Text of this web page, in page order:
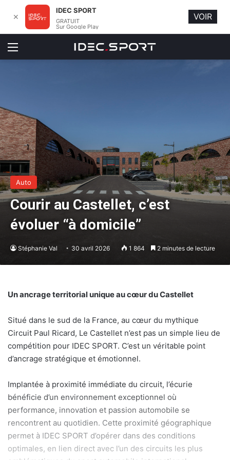
Menu
Auto
Courir au Castellet, c’est
évoluer “à domicile”
Stéphanie Val 30 avril 2026 1 864 2 minutes de lecture
Un ancrage territorial unique au cœur du Castellet
Situé dans le sud de la France, au cœur du mythique
Circuit Paul Ricard, Le Castellet n’est pas un simple lieu de
compétition pour IDEC SPORT. C’est un véritable point
d’ancrage stratégique et émotionnel.
Implantée à proximité immédiate du circuit, l’écurie
bénéficie d’un environnement exceptionnel où
performance, innovation et passion automobile se
rencontrent au quotidien. Cette proximité géographique
permet à IDEC SPORT d’opérer dans des conditions
optimales, en lien direct avec l’un des circuits les plus
✕
IDEC SPORT
GRATUIT
Sur Google Play
VOIR